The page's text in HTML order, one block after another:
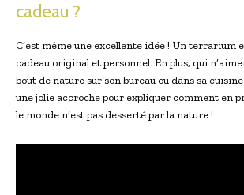
cadeau ?
C’est même une excellente idée ! Un terrarium
cadeau original et personnel. En plus, qui
bout de nature sur son bureau ou dans sa
une jolie accroche pour expliquer comment en
le monde n’est pas desserté par la nature !